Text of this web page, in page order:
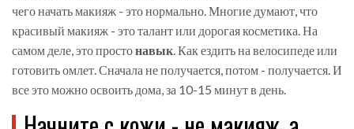
чего начать макияж - это нормально. Многие думают, что
красивый макияж - это талант или дорогая косметика. На
самом деле, это простонавык. Как ездить на велосипеде или
готовить омлет. Сначала не получается, потом - получается. И
все это можно освоить дома, за 10-15 минут в день.